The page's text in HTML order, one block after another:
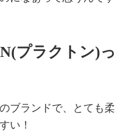
プラクトン)っ
ブランドで、とても柔
い！